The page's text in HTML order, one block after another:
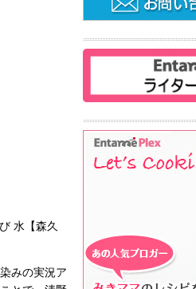
水【森久
みの実況ア